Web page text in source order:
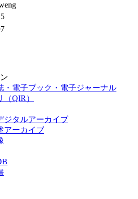
・電子ブック・電子ジャーナル
（QIR）
ジタルアーカイブ
アーカイブ